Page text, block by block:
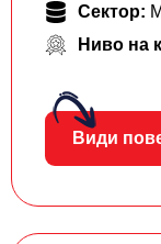
Сектор:
Ниво на
Види